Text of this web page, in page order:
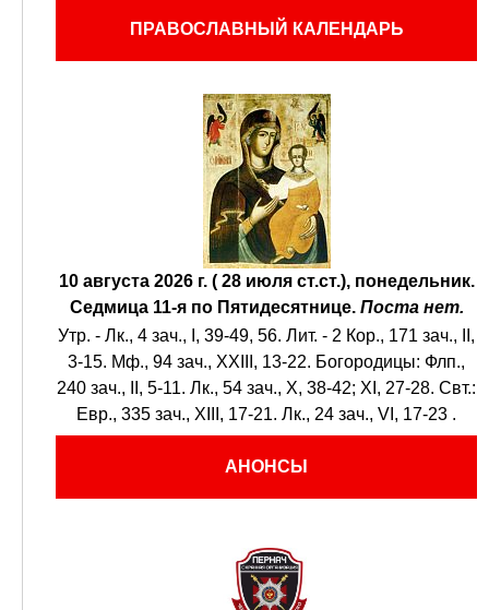
ПРАВОСЛАВНЫЙ КАЛЕНДАРЬ
10 августа 2026 г. ( 28 июля ст.ст.), понедельник.
Седмица 11-я по Пятидесятнице. Поста нет.
Утр. - Лк., 4 зач., I, 39-49, 56. Лит. - 2 Кор., 171 зач., II,
3-15. Мф., 94 зач., XXIII, 13-22. Богородицы: Флп.,
240 зач., II, 5-11. Лк., 54 зач., X, 38-42; XI, 27-28. Свт.:
Евр., 335 зач., XIII, 17-21. Лк., 24 зач., VI, 17-23 .
АНОНСЫ